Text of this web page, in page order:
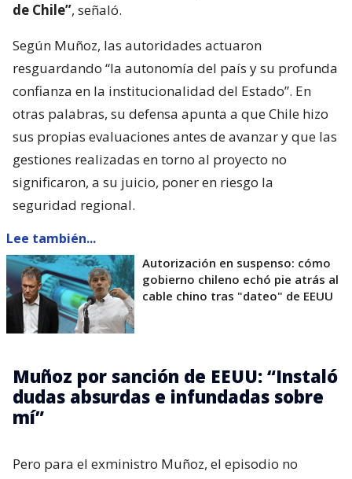
de Chile”, señaló.
Según Muñoz, las autoridades actuaron
resguardando “la autonomía del país y su profunda
confianza en la institucionalidad del Estado”. En
otras palabras, su defensa apunta a que Chile hizo
sus propias evaluaciones antes de avanzar y que las
gestiones realizadas en torno al proyecto no
significaron, a su juicio, poner en riesgo la
seguridad regional.
Lee también...
Autorización en suspenso: cómo
gobierno chileno echó pie atrás al
cable chino tras "dateo" de EEUU
Muñoz por sanción de EEUU: “Instaló
dudas absurdas e infundadas sobre
mí”
Pero para el exministro Muñoz, el episodio no